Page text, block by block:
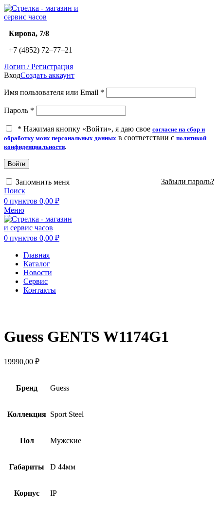
​Кирова, 7/8
+7 (4852) 72‒77‒21
Логин / Регистрация
ВходСоздать аккаунт
Имя пользователя или Email *
Пароль *
* Нажимая кнопку «Войти», я даю свое согласие на сбор и
обработку моих персональных данных в соответствии с политикой
конфиденциальности.
Войти
Забыли пароль?
Запомнить меня
Поиск
0 пунктов 0,00 ₽
Меню
0 пунктов 0,00 ₽
Главная
Каталог
Новости
Сервис
Контакты
Guess GENTS W1174G1
19990,00 ₽
Бренд Guess
Коллекция Sport Steel
Пол Мужские
Габариты D 44мм
Корпус IP